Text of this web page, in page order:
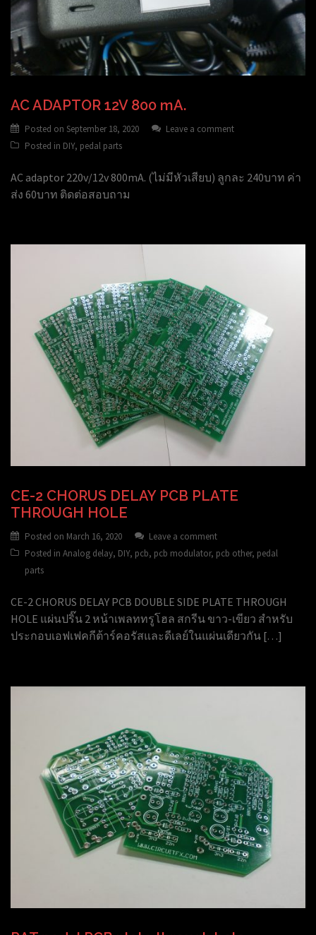
AC ADAPTOR 12V 800 mA.
Posted on September 18, 2020
Leave a comment
Posted in DIY, pedal parts
AC adaptor 220v/12v 800mA. (ไม่มีหัวเสียบ) ลูกละ 240บาท ค่า
ส่ง 60บาท ติดต่อสอบถาม
CE-2 CHORUS DELAY PCB PLATE
THROUGH HOLE
Posted on March 16, 2020
Leave a comment
Posted in Analog delay, DIY, pcb, pcb modulator, pcb other, pedal
parts
CE-2 CHORUS DELAY PCB DOUBLE SIDE PLATE THROUGH
HOLE แผ่นปริ๊น 2 หน้าเพลททรูโฮล สกรีน ขาว-เขียว สำหรับ
ประกอบเอฟเฟคกีต้าร์คอรัสและดีเลย์ในแผ่นเดียวกัน […]